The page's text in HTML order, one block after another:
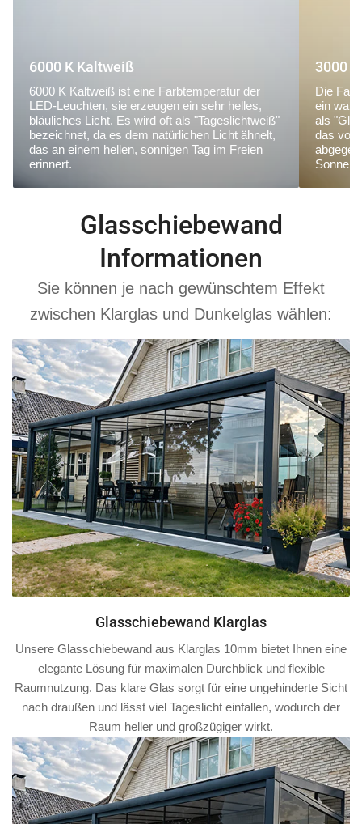
6000 K Kaltweiß
6000 K Kaltweiß ist eine Farbtemperatur der
LED-Leuchten, sie erzeugen ein sehr helles,
bläuliches Licht. Es wird oft als "Tageslichtweiß"
bezeichnet, da es dem natürlichen Licht ähnelt,
das an einem hellen, sonnigen Tag im Freien
erinnert.
3000
Die
ein
als
das von
Glasschiebewand
Informationen
Sie können je nach gewünschtem Effekt
zwischen Klarglas und Dunkelglas wählen:
Glasschiebewand Klarglas
Unsere Glasschiebewand aus Klarglas 10mm bietet Ihnen eine
elegante Lösung für maximalen Durchblick und flexible
Raumnutzung. Das klare Glas sorgt für eine ungehinderte Sicht
nach draußen und lässt viel Tageslicht einfallen, wodurch der
Raum heller und großzügiger wirkt.